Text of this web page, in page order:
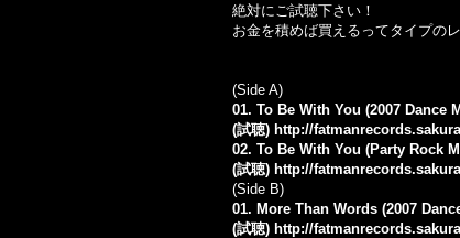
絶対にご試聴下さい！
お金を積めば買えるってタイプの
(Side A)
01. To Be With You (2007 Dance
(試聴) http://
02. To Be With You (Party Rock
(試聴) http://
(Side B)
01. More Than Words (2007
(試聴) http://